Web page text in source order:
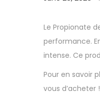
s
t
e
Le Propionate
performance.
intense. Ce
Pour en savoir
vous d’acheter !